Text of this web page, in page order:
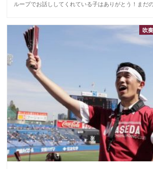
ループでお話ししてくれている子はありがとう！まだ
吹